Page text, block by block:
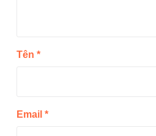
Tên *
Email *